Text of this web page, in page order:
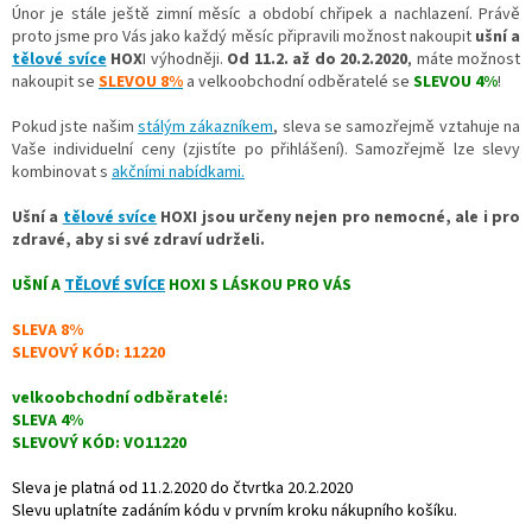
Únor je stále ještě zimní měsíc a období chřipek a nachlazení. Právě
proto jsme pro Vás jako každý měsíc připravili možnost nakoupit ušní a
tělové svíce HOXI výhodněji. Od 11.2. až do 20.2.2020, máte možnost
nakoupit se SLEVOU 8% a velkoobchodní odběratelé se SLEVOU 4%!
Pokud jste našim stálým zákazníkem, sleva se samozřejmě vztahuje na
Vaše individuelní ceny (zjistíte po přihlášení). Samozřejmě lze slevy
kombinovat s akčními nabídkami.
Ušní a tělové svíce HOXI jsou určeny nejen pro nemocné, ale i pro
zdravé, aby si své zdraví udrželi.
UŠNÍ A TĚLOVÉ SVÍCE HOXI S LÁSKOU PRO VÁS
SLEVA 8%
SLEVOVÝ KÓD: 11220
velkoobchodní odběratelé:
SLEVA 4%
SLEVOVÝ KÓD: VO11220
Sleva je platná od 11.2.2020 do čtvrtka 20.2.2020
Slevu uplatníte zadáním kódu v prvním kroku nákupního košíku.